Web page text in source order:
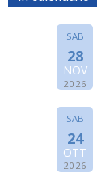
SAB
28
NOV
2026
SAB
24
OTT
2026